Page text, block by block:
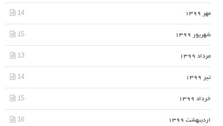
مهر 1399 14
شهریور 1399 15
مرداد 1399 13
تیر 1399 14
خرداد 1399 15
اردیبهشت 1399 16